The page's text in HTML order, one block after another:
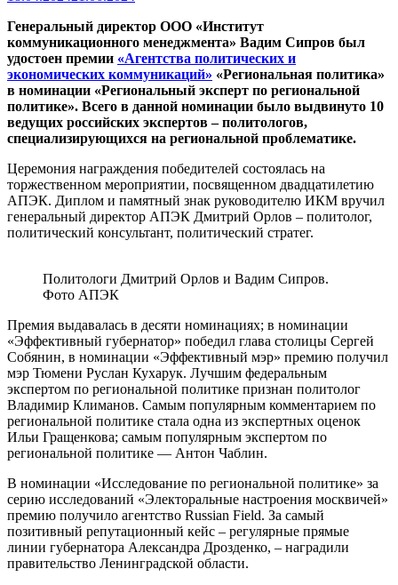
Генеральный директор ООО «Институт
коммуникационного менеджмента» Вадим Сипров был
удостоен премии «Агентства политических и
экономических коммуникаций» «Региональная политика»
в номинации «Региональный эксперт по региональной
политике». Всего в данной номинации было выдвинуто 10
ведущих российских экспертов – политологов,
специализирующихся на региональной проблематике.
Церемония награждения победителей состоялась на
торжественном мероприятии, посвященном двадцатилетию
АПЭК. Диплом и памятный знак руководителю ИКМ вручил
генеральный директор АПЭК Дмитрий Орлов – политолог,
политический консультант, политический стратег.
Политологи Дмитрий Орлов и Вадим Сипров.
Фото АПЭК
Премия выдавалась в десяти номинациях; в номинации
«Эффективный губернатор» победил глава столицы Сергей
Собянин, в номинации «Эффективный мэр» премию получил
мэр Тюмени Руслан Кухарук. Лучшим федеральным
экспертом по региональной политике признан политолог
Владимир Климанов. Самым популярным комментарием по
региональной политике стала одна из экспертных оценок
Ильи Гращенкова; самым популярным экспертом по
региональной политике — Антон Чаблин.
В номинации «Исследование по региональной политике» за
серию исследований «Электоральные настроения москвичей»
премию получило агентство Russian Field. За самый
позитивный репутационный кейс – регулярные прямые
линии губернатора Александра Дрозденко, – наградили
правительство Ленинградской области.